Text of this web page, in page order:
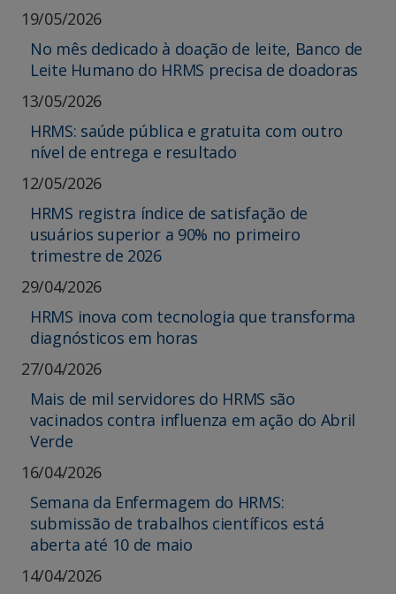
19/05/2026
No mês dedicado à doação de leite, Banco de
Leite Humano do HRMS precisa de doadoras
13/05/2026
HRMS: saúde pública e gratuita com outro
nível de entrega e resultado
12/05/2026
HRMS registra índice de satisfação de
usuários superior a 90% no primeiro
trimestre de 2026
29/04/2026
HRMS inova com tecnologia que transforma
diagnósticos em horas
27/04/2026
Mais de mil servidores do HRMS são
vacinados contra influenza em ação do Abril
Verde
16/04/2026
Semana da Enfermagem do HRMS:
submissão de trabalhos científicos está
aberta até 10 de maio
14/04/2026